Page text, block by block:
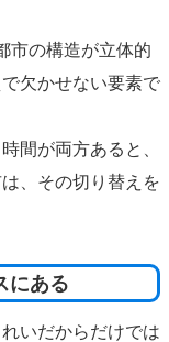
市の構造が立体的
欠かせない要素で
間が両方あると、
、その切り替えを
にある
いだからだけでは